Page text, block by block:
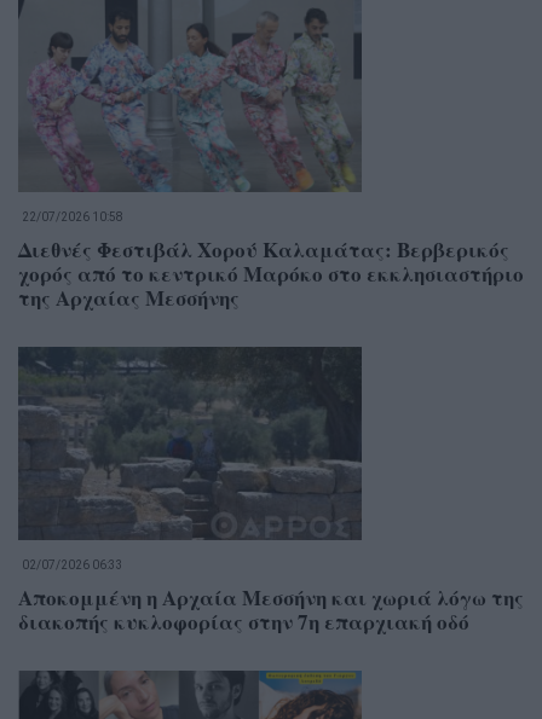
22/07/2026 10:58
Διεθνές Φεστιβάλ Χορού Καλαμάτας: Βερβερικός
χορός από το κεντρικό Μαρόκο στο εκκλησιαστήριο
της Αρχαίας Μεσσήνης
02/07/2026 06:33
Αποκομμένη η Αρχαία Μεσσήνη και χωριά λόγω της
διακοπής κυκλοφορίας στην 7η επαρχιακή οδό